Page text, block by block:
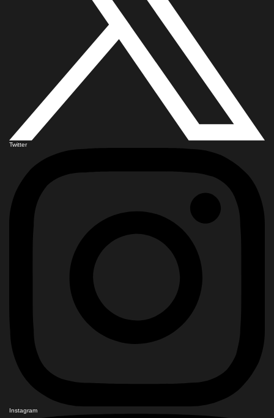
Twitter
Instagram